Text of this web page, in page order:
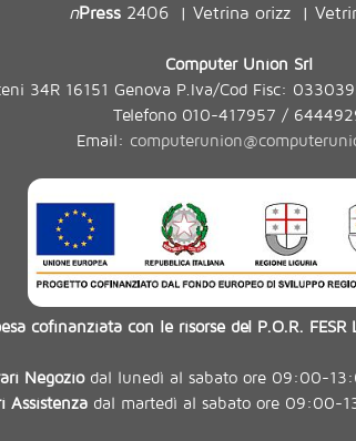
nPress2406| Vetrina orizz|
Computer Union Srl
34R 16151 Genova P.Iva/Cod Fisc:
Telefono 010-417957 /
Email:
cofinanziata con le risorse del P.O.R.
Negoziodal lunedì al sabato ore 09:00-
Assistenza dal martedì al sabato ore 09:00-